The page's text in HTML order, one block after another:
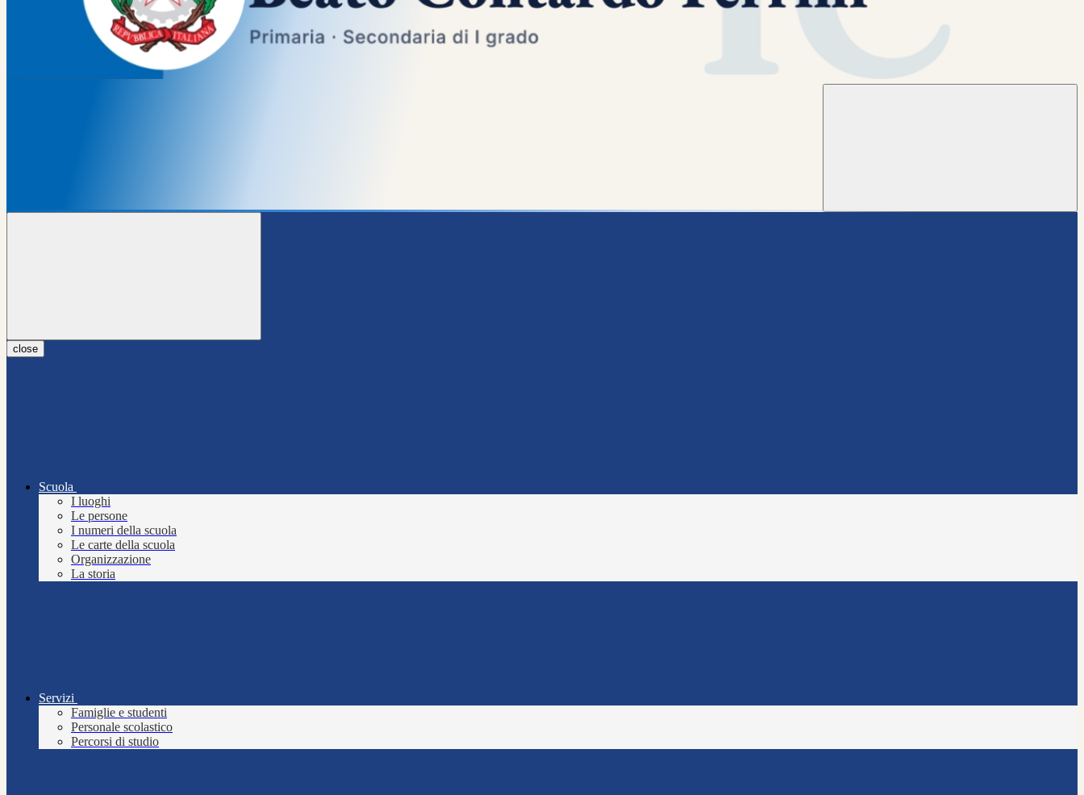
close
Scuola
I luoghi
Le persone
I numeri della scuola
Le carte della scuola
Organizzazione
La storia
Servizi
Famiglie e studenti
Personale scolastico
Percorsi di studio